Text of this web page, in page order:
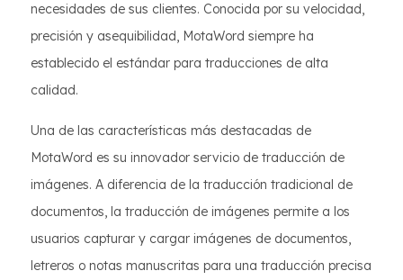
necesidades de sus clientes. Conocida por su velocidad,
precisión y asequibilidad, MotaWord siempre ha
establecido el estándar para traducciones de alta
calidad.
Una de las características más destacadas de
MotaWord es su innovador servicio de traducción de
imágenes. A diferencia de la traducción tradicional de
documentos, la traducción de imágenes permite a los
usuarios capturar y cargar imágenes de documentos,
letreros o notas manuscritas para una traducción precisa